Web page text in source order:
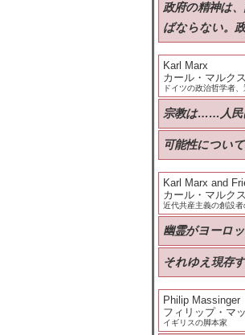
政府の精神は
ばならない。
Karl Marx
カール・マルクス
ドイツの政治哲学者
宗教は……人民
可能性につい
Karl Marx and
カール・マルクス
近代共産主義の創設者
幽霊がヨーロ
それゆえ現存
Philip Massinger
フィリップ・マ
イギリスの脚本家